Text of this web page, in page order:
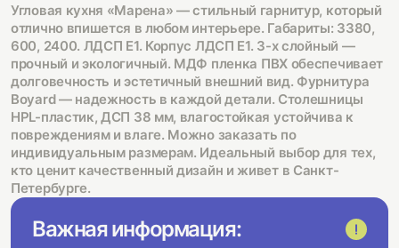
Угловая кухня «Марена» — стильный гарнитур, который
отлично впишется в любом интерьере. Габариты: 3380,
600, 2400. ЛДСП Е1. Корпус ЛДСП Е1. 3-х слойный —
прочный и экологичный. МДФ пленка ПВХ обеспечивает
долговечность и эстетичный внешний вид. Фурнитура
Boyard — надежность в каждой детали. Столешницы
HPL-пластик, ДСП 38 мм, влагостойкая устойчива к
повреждениям и влаге. Можно заказать по
индивидуальным размерам. Идеальный выбор для тех,
кто ценит качественный дизайн и живет в Санкт-
Петербурге.
Важная информация: